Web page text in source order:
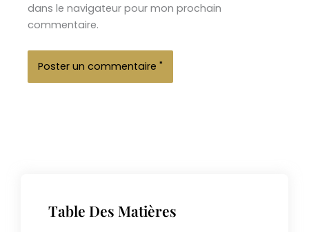
dans le navigateur pour mon prochain
commentaire.
Table Des Matières